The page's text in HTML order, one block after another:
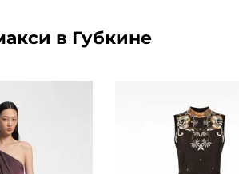
в Губкине